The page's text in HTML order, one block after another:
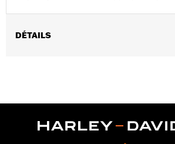
DÉTAILS
Origine:Importé